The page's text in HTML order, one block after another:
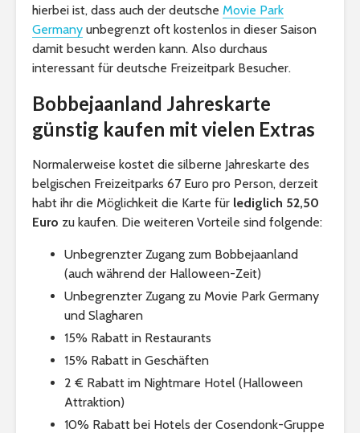
hierbei ist, dass auch der deutsche Movie Park
Germany unbegrenzt oft kostenlos in dieser Saison
damit besucht werden kann. Also durchaus
interessant für deutsche Freizeitpark Besucher.
Bobbejaanland Jahreskarte
günstig kaufen mit vielen Extras
Normalerweise kostet die silberne Jahreskarte des
belgischen Freizeitparks 67 Euro pro Person, derzeit
habt ihr die Möglichkeit die Karte für lediglich 52,50
Euro zu kaufen. Die weiteren Vorteile sind folgende:
Unbegrenzter Zugang zum Bobbejaanland
(auch während der Halloween-Zeit)
Unbegrenzter Zugang zu Movie Park Germany
und Slagharen
15% Rabatt in Restaurants
15% Rabatt in Geschäften
2 € Rabatt im Nightmare Hotel (Halloween
Attraktion)
10% Rabatt bei Hotels der Cosendonk-Gruppe